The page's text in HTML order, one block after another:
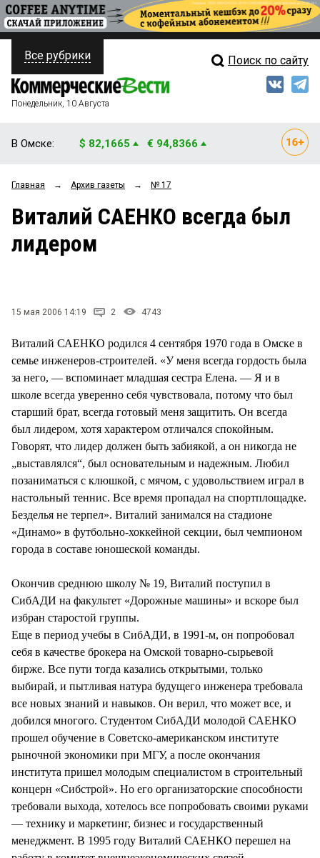
ПОЛИТИКА
ФИНАНСЫ
ОБЩЕСТВО
ЗАКОН
НОВОСТИ КОМПАНИЙ
Свежий выпуск
Рейтинги
Все рубрики Поиск по сайту
Понедельник, 10 Августа
В Омске: $ 82,1665 € 94,8366
Главная → Архив газеты → № 17
Виталий САЕНКО всегда был
лидером
15 мая 2006 14:19 2 4743
Виталий САЕНКО родился 4 сентября 1970 года в Омске в
семье инженеров-строителей. «У меня всегда гордость была
за него, — вспоминает младшая сестра Елена. — Я и в
школе всегда уверенно себя чувствовала, потому что был
старший брат, всегда готовый меня защитить. Он всегда
был лидером, хотя характером отличался спокойным.
Говорят, что лидер должен быть забиякой, а он никогда не
„выставлялся“, был основательным и надежным. Любил
позаниматься с клюшкой, с мячом, с удовольствием играл в
настольный теннис. Все время пропадал на спортплощадке.
Безделья не терпел». Виталий занимался на стадионе
«Динамо» в футбольно-хоккейной секции, был чемпионом
города в составе юношеской команды.
Окончив среднюю школу № 19, Виталий поступил в
СибАДИ на факультет «Дорожные машины» и вскоре был
избран старостой группы.
Еще в период учебы в СибАДИ, в 1991-м, он попробовал
себя в качестве брокера на Омской товарно-сырьевой
бирже. Все пути тогда казались открытыми, только
выбирай, и пытливая натура будущего инженера требовала
все новых знаний и навыков. Он верил, что может все, и
добился многого. Студентом СибАДИ молодой САЕНКО
прошел обучение в Советско-американском институте
рыночной экономики при МГУ, а после окончания
института пришел молодым специалистом в строительный
концерн «Сибстрой». Но его организаторские способности
требовали выхода, хотелось все попробовать своими руками
— технику и маркетинг, бизнес и государственный
менеджмент. В 1995 году Виталий САЕНКО перешел на